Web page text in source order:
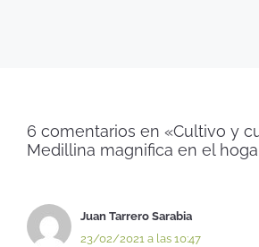
6 comentarios en «Cultivo y
Medillina magnifica en el
Juan Tarrero Sarabia
23/02/2021 a las 10:47